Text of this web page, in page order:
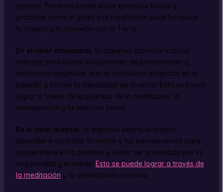
general. También puede incluir ejercicios físicos y
prácticas como el yoga o la meditación para fortalecer
tu cuerpo y tu conexión con la Tierra.
En el nivel emocional, la alquimia espiritual implica
trabajar para liberar los patrones de pensamiento y
emociones negativas que te mantienen atrapado en el
pasado y limitan tu capacidad de avanzar. Esto se puede
lograr a través de la práctica de la meditación, la
introspección y la atención plena.
En el nivel mental, la alquimia espiritual implica
aprender a controlar tu mente y tus pensamientos para
concentrarte en lo positivo y evitar ser arrastrado por la
negatividad y el miedo. Esto se puede lograr a través de
la meditación y la visualización creativa.